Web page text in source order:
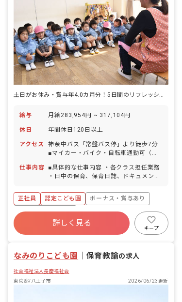
給与 月給283,954円 ~ 317,104円
休日 年間休日120日以上
アクセス
神奈中バス「常盤バス停」より徒歩7分
■マイカー・バイク・自転車通勤可（駐
仕事内容
■具体的な仕事内容 ・各クラス担任業務
・日中の保育、保育日誌、ドキュメンテ
ど ・保育計画の作成（年案、月案、週
案） ・行事や係などの準備 ・保護者対
応や子育て支援に向けての準備 ■保育理
念 子ども一人ひとりを大切にして、温か
い愛情のこもった保育を行い、保護者や
地域から信頼される保育園を目指す。
「やさしいこころ」「がまんづよいこ」
い、一人ひとりの個性を大切に伸ばして
います。
正社員 認定こども園
ボーナス・賞与あり
年間休日120日以上
寮・住宅・家賃補助あり
社会保険完備
詳しく見る
キープ
なみのりこども園 保育教諭の求人
社会福祉法人長慶福祉会
東京都/八王子市
2026/06/23更新